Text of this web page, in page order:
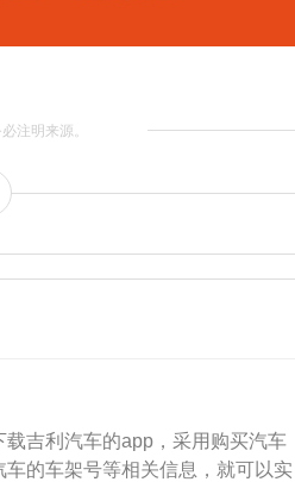
注明来源。
吉利汽车的app，采用购买汽车
的车架号等相关信息，就可以实